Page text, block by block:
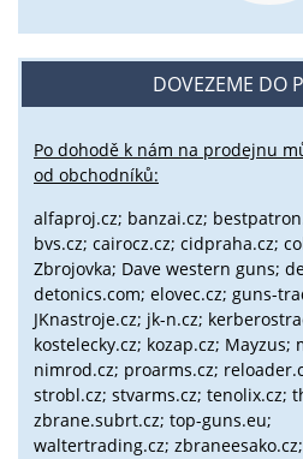
DOVEZEME DO
Po dohodě k nám na prodejnu
od obchodníků:
alfaproj.cz; banzai.cz;
bvs.cz; cairocz.cz; cidpraha.cz;
Zbrojovka; Dave western guns;
detonics.com; elovec.cz; guns-
JKnastroje.cz; jk-n.cz;
kostelecky.cz; kozap.cz; Mayzus;
nimrod.cz; proarms.cz;
strobl.cz; stvarms.cz; tenolix.cz;
zbrane.subrt.cz; top-guns.eu;
waltertrading.cz; zbraneesako.cz;